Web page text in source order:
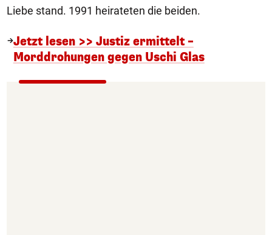
Liebe stand. 1991 heirateten die beiden.
Jetzt lesen >> Justiz ermittelt –
Morddrohungen gegen Uschi Glas